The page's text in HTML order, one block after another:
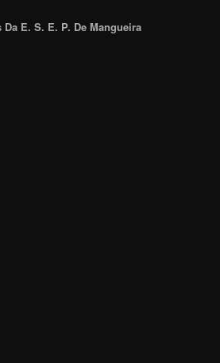
E. S. E. P. De Mangueira